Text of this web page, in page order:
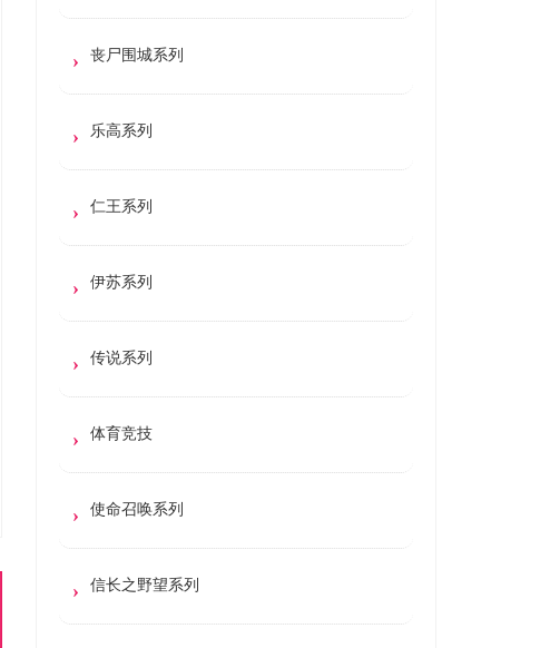
丧尸围城系列
乐高系列
仁王系列
伊苏系列
传说系列
体育竞技
使命召唤系列
信长之野望系列